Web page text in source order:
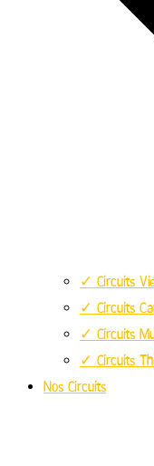
✓ Circuits
✓ Circuits
✓ Circuits
✓ Circuits
Nos Circuits